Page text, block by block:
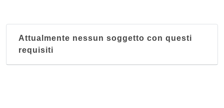
Attualmente nessun soggetto con questi
requisiti